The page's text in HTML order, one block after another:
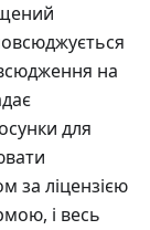
на
для
за ліцензією
і весь